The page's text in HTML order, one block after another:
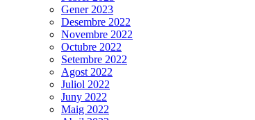
Gener 2023
Desembre 2022
Novembre 2022
Octubre 2022
Setembre 2022
Agost 2022
Juliol 2022
Juny 2022
Maig 2022